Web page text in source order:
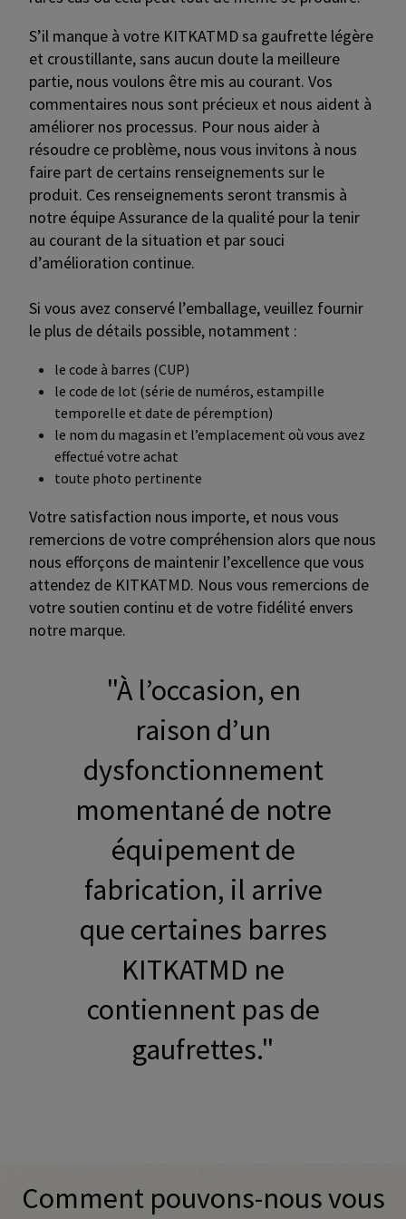
S’il manque à votre KITKATMD sa gaufrette légère
et croustillante, sans aucun doute la meilleure
partie, nous voulons être mis au courant. Vos
commentaires nous sont précieux et nous aident à
améliorer nos processus. Pour nous aider à
résoudre ce problème, nous vous invitons à nous
faire part de certains renseignements sur le
produit. Ces renseignements seront transmis à
notre équipe Assurance de la qualité pour la tenir
au courant de la situation et par souci
d’amélioration continue.
Si vous avez conservé l’emballage, veuillez fournir
le plus de détails possible, notamment :
le code à barres (CUP)
le code de lot (série de numéros, estampille
temporelle et date de péremption)
le nom du magasin et l’emplacement où vous avez
effectué votre achat
toute photo pertinente
Votre satisfaction nous importe, et nous vous
remercions de votre compréhension alors que nous
nous efforçons de maintenir l’excellence que vous
attendez de KITKATMD. Nous vous remercions de
votre soutien continu et de votre fidélité envers
notre marque.
"À l’occasion, en
raison d’un
dysfonctionnement
momentané de notre
équipement de
fabrication, il arrive
que certaines barres
KITKATMD ne
contiennent pas de
gaufrettes."
Promotional banner with descriptive content and call-
Comment pouvons-nous vous